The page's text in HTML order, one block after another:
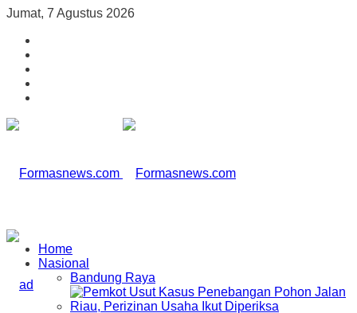
Jumat, 7 Agustus 2026
Home
Nasional
Bandung Raya